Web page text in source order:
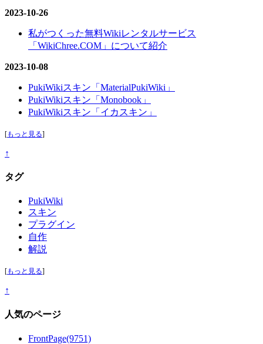
2023-10-26
私がつくった無料Wikiレンタルサービス
「WikiChree.COM」について紹介
2023-10-08
PukiWikiスキン「MaterialPukiWiki」
PukiWikiスキン「Monobook」
PukiWikiスキン「イカスキン」
[もっと見る]
↑
タグ
PukiWiki
スキン
プラグイン
自作
解説
[もっと見る]
↑
人気のページ
FrontPage(9751)